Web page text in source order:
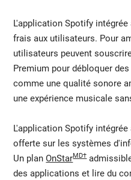
L'application Spotify
frais aux utilisateurs. Pour
utilisateurs peuvent
Premium pour débloquer
comme une qualité sonore
une expérience musicale
L'application Spotify
offerte sur les systèmes
Un planOnStarMD†
des applications et lire du